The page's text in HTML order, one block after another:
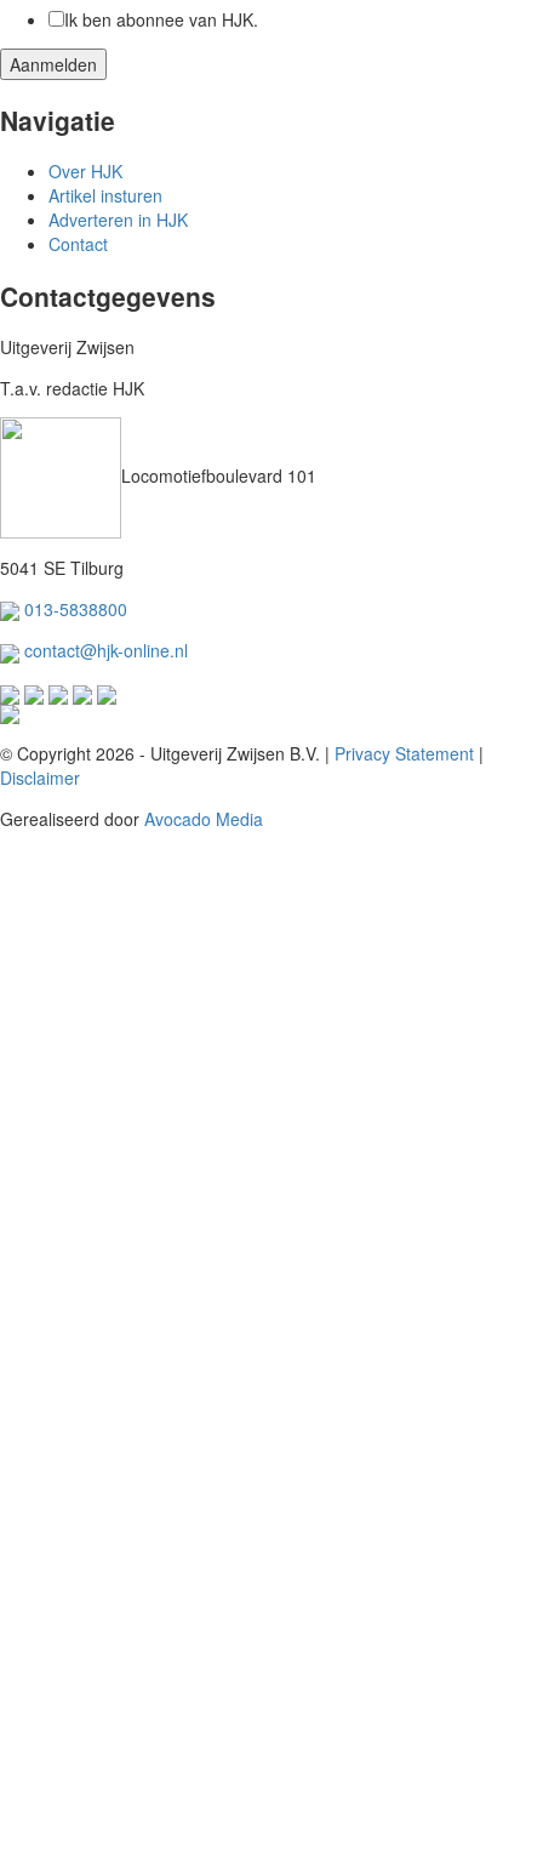
Ik ben abonnee van HJK.
Navigatie
Over HJK
Artikel insturen
Adverteren in HJK
Contact
Contactgegevens
Uitgeverij Zwijsen
T.a.v. redactie HJK
Locomotiefboulevard 101
5041 SE Tilburg
013-5838800
contact@hjk-online.nl
© Copyright 2026 - Uitgeverij Zwijsen B.V. | Privacy Statement |
Disclaimer
Gerealiseerd door Avocado Media